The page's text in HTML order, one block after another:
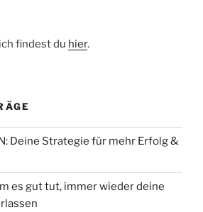
findest du hier.
Deine Strategie für mehr Erfolg &
es gut tut, immer wieder deine